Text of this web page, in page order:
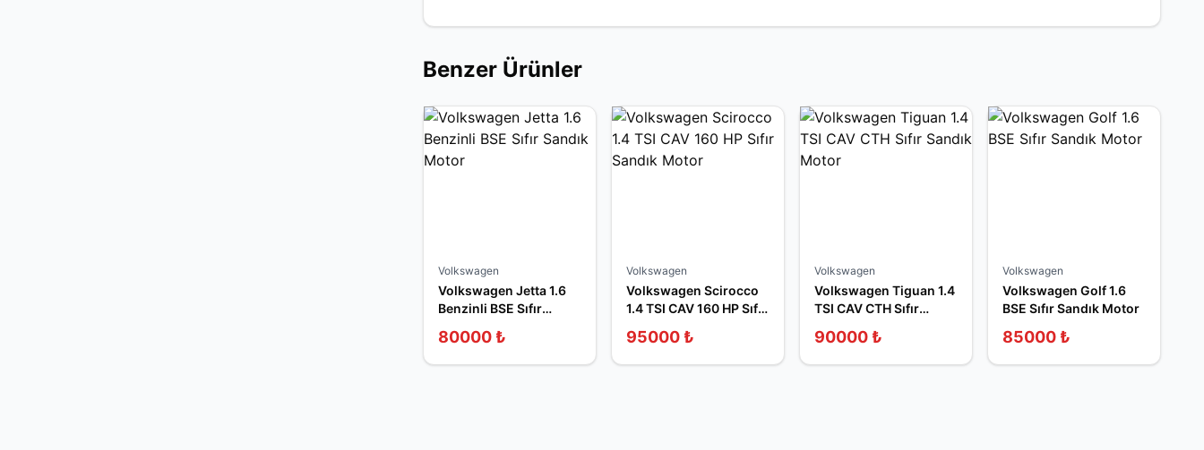
Benzer Ürünler
Volkswagen
Volkswagen Jetta 1.6
Benzinli BSE Sıfır
80000 ₺
Volkswagen
Volkswagen Scirocco
1.4 TSI CAV 160 HP Sıfır
95000 ₺
Volkswagen
Volkswagen Tiguan 1.4
TSI CAV CTH Sıfır
90000 ₺
Volkswagen
Volkswagen Golf 1.6
BSE Sıfır Sandık Motor
85000 ₺